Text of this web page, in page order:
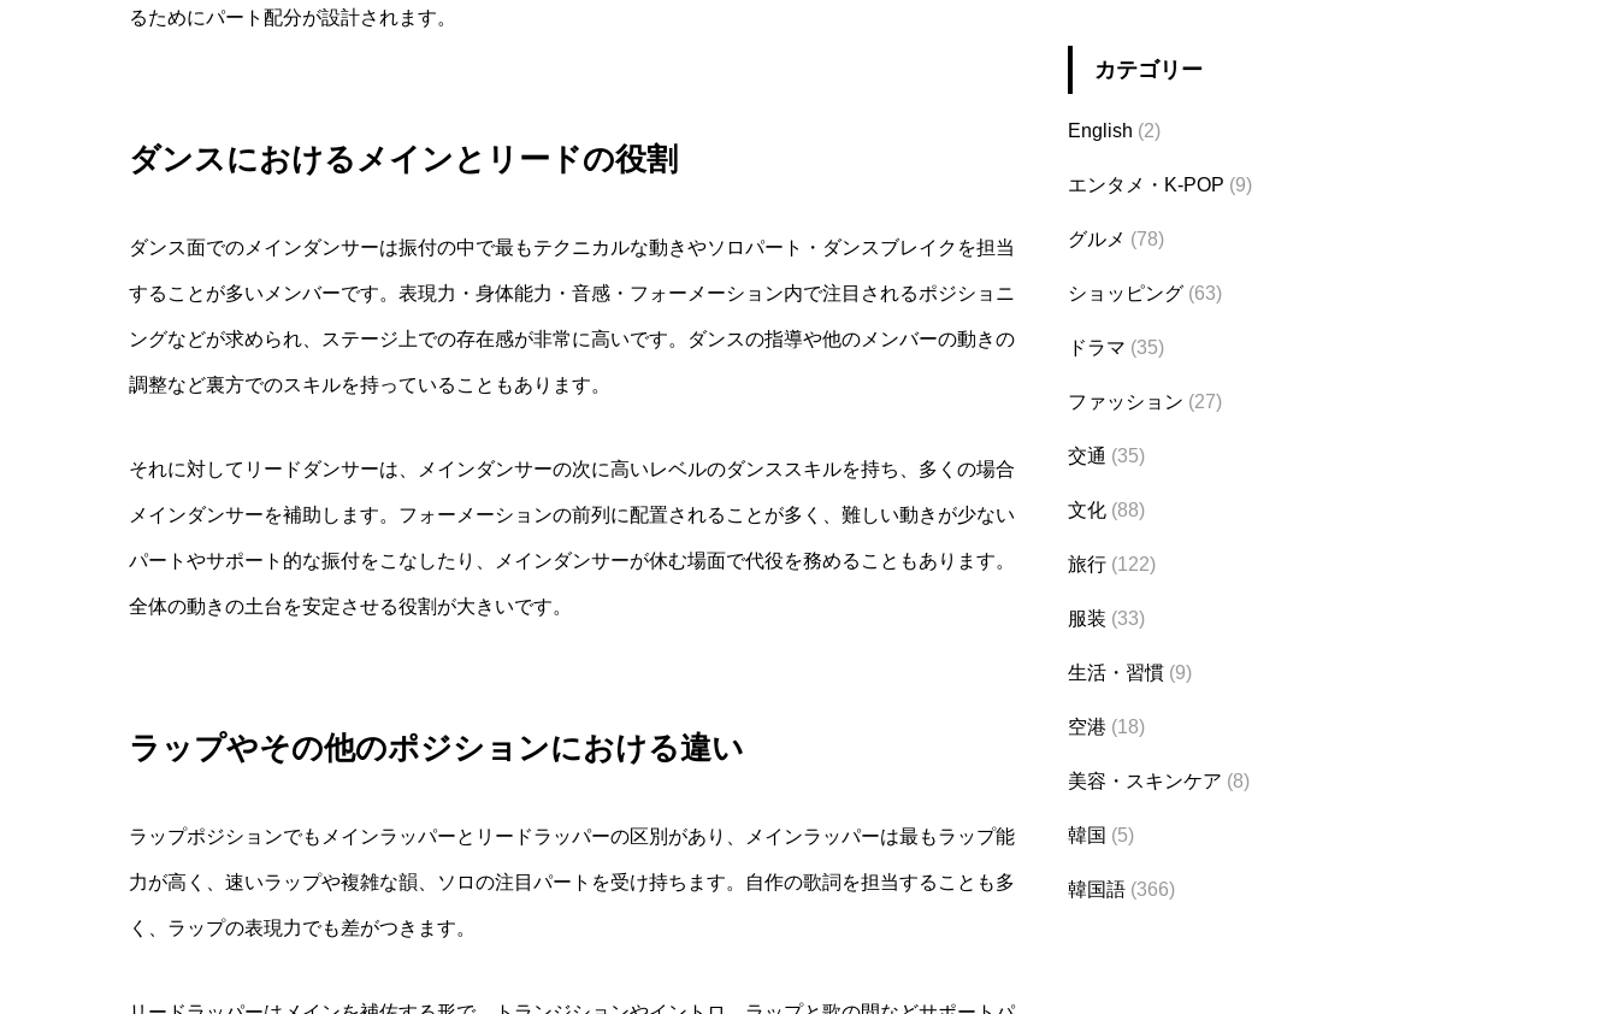
るためにパート配分が設計されます。
ダンスにおけるメインとリードの役割
ダンス面でのメインダンサーは振付の中で最もテクニカルな動きやソロパート・ダンスブレイクを担当
することが多いメンバーです。表現力・身体能力・音感・フォーメーション内で注目されるポジショニ
ングなどが求められ、ステージ上での存在感が非常に高いです。ダンスの指導や他のメンバーの動きの
調整など裏方でのスキルを持っていることもあります。
それに対してリードダンサーは、メインダンサーの次に高いレベルのダンススキルを持ち、多くの場合
メインダンサーを補助します。フォーメーションの前列に配置されることが多く、難しい動きが少ない
パートやサポート的な振付をこなしたり、メインダンサーが休む場面で代役を務めることもあります。
全体の動きの土台を安定させる役割が大きいです。
ラップやその他のポジションにおける違い
ラップポジションでもメインラッパーとリードラッパーの区別があり、メインラッパーは最もラップ能
力が高く、速いラップや複雑な韻、ソロの注目パートを受け持ちます。自作の歌詞を担当することも多
く、ラップの表現力でも差がつきます。
カテゴリー
English (2)
エンタメ・K-POP (9)
グルメ (78)
ショッピング (63)
ドラマ (35)
ファッション (27)
交通 (35)
文化 (88)
旅行 (122)
服装 (33)
生活・習慣 (9)
空港 (18)
美容・スキンケア (8)
韓国 (5)
韓国語 (366)